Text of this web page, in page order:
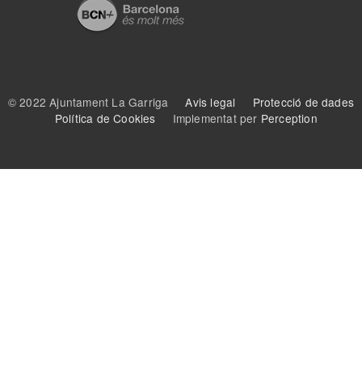
© 2022 Ajuntament La GarrigaAvis legal
Protecció de dades
Política de Cookies Implementat per Perception